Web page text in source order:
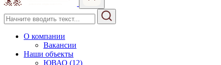
О компании
Вакансии
Наши объекты
ЮВАО (12)